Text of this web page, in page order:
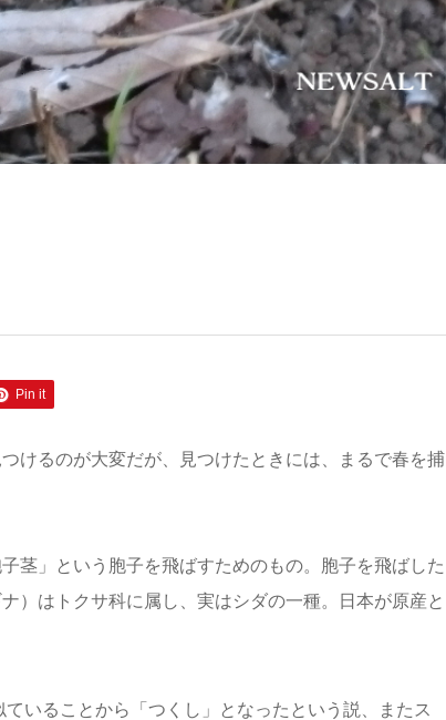
Pin it
けるのが大変だが、見つけたときには、まるで春を捕
茎」という胞子を飛ばすためのもの。胞子を飛ばした
）はトクサ科に属し、実はシダの一種。日本が原産と
ていることから「つくし」となったという説、またス